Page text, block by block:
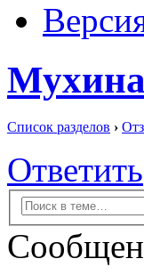
Список разделов ›
Ответить